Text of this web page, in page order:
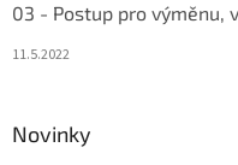
03 - Postup pro výměnu,
11.5.2022
Novinky